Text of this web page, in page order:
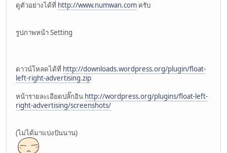
ดูตัวอย่างได้ที่ http://www.numwan.com ครับ
รูปภาพหน้า Setting
ดาวน์โหลดได้ที่ http://downloads.wordpress.org/plugin/float-
left-right-advertising.zip
หน้ารายละเอียดปลั๊กอิน http://wordpress.org/plugins/float-left-
right-advertising/screenshots/
(ไม่ได้มาแบ่งปันนาน)